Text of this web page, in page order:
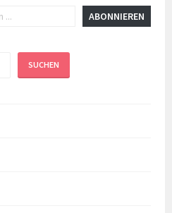
ABONNIEREN
SUCHEN